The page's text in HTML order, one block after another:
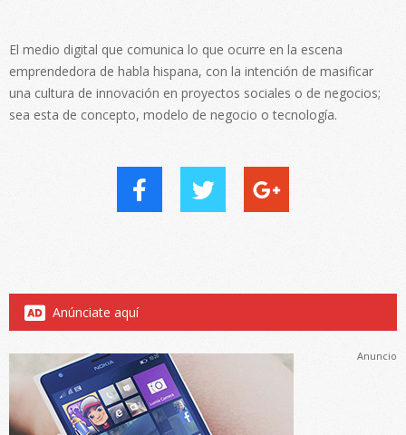
El medio digital que comunica lo que ocurre en la escena
emprendedora de habla hispana, con la intención de masificar
una cultura de innovación en proyectos sociales o de negocios;
sea esta de concepto, modelo de negocio o tecnología.
Anúnciate aquí
Anuncio